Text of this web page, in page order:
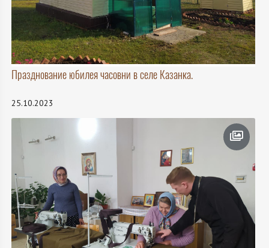
Празднование юбилея часовни в селе Казанка.
25.10.2023